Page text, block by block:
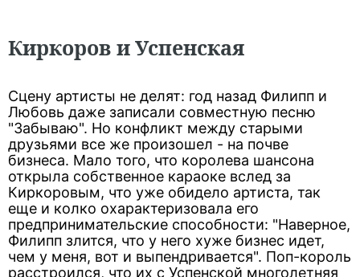
Киркоров и Успенская
Сцену артисты не делят: год назад Филипп и
Любовь даже записали совместную песню
"Забываю". Но конфликт между старыми
друзьями все же произошел - на почве
бизнеса. Мало того, что королева шансона
открыла собственное караоке вслед за
Киркоровым, что уже обидело артиста, так
еще и колко охарактеризовала его
предпринимательские способности: "Наверное,
Филипп злится, что у него хуже бизнес идет,
чем у меня, вот и выпендривается". Поп-король
расстроился, что их с Успенской многолетняя